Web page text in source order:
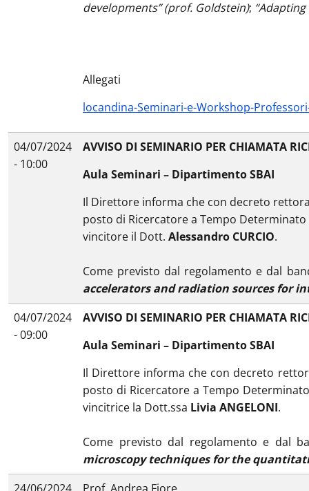
developments” (prof. Goldstein);
Allegati
locandina-Seminari-e-Workshop-
04/07/2024
- 10:00
AVVISO DI SEMINARIO PER CHIAMATA
Aula Seminari – Dipartimento SBAI
Il Direttore informa che con decreto
posto di Ricercatore a Tempo Determinato
vincitore il Dott. Alessandro CURCIO.
Come previsto dal regolamento e dal
accelerators and radiation sources for
04/07/2024
- 09:00
AVVISO DI SEMINARIO PER CHIAMATA
Aula Seminari – Dipartimento SBAI
Il Direttore informa che con decreto
posto di Ricercatore a Tempo Determinato
vincitrice la Dott.ssa Livia ANGELONI.
Come previsto dal regolamento e dal
microscopy techniques for the